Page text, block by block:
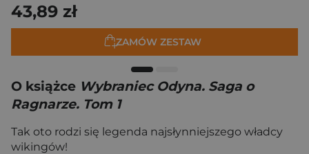
43,89 zł
ZAMÓW ZESTAW
O książce Wybraniec Odyna. Saga o
Ragnarze. Tom 1
Tak oto rodzi się legenda najsłynniejszego władcy
wikingów!